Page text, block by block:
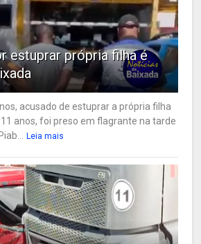
estuprar própria filha é
acusado de estuprar a própria filha
anos, foi preso em flagrante na tarde
Leia mais